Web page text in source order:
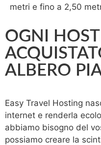
metri e fino a 2,50
OGNI
ALBERO
Easy Travel Hosting
internet e renderla
abbiamo bisogno del
possiamo creare la